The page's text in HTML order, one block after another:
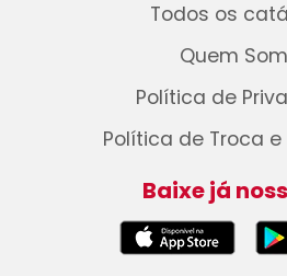
Todos os
Quem
Política de
Política de Troca
Baixe já